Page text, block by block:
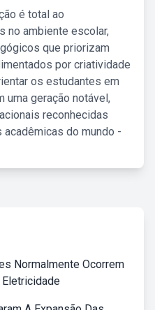
é total ao
no ambiente escolar,
que priorizam
por criatividade
os estudantes em
uma geração notável,
reconhecidas
do mundo -
Normalmente Ocorrem
Eletricidade